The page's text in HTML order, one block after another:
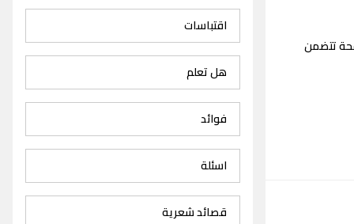
تتضمن
اقتباسات
هل تعلم
فوائد
اسئلة
قصائد شعرية